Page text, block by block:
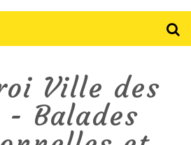
Ville des
Balades